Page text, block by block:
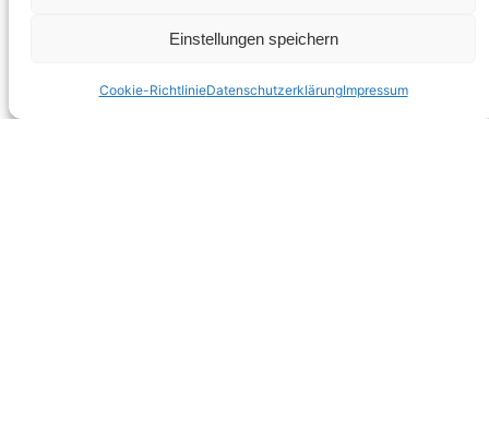
Einstellungen speichern
Cookie-RichtlinieDatenschutzerklärungImpressum